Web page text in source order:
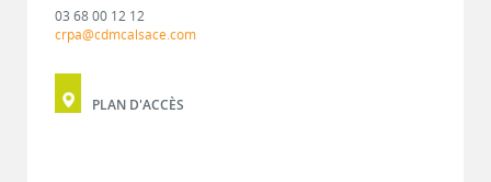
03 68 00 12 12
crpa@cdmcalsace.com
PLAN D'ACCÈS